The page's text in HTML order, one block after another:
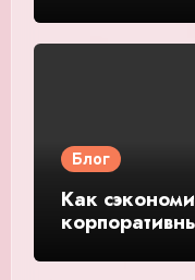
и обзор
Блог
Как